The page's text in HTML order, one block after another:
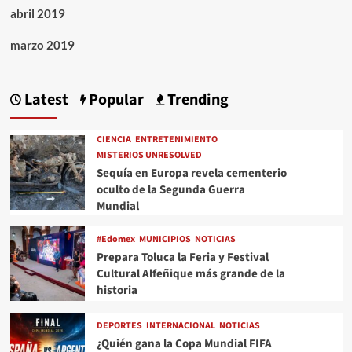
abril 2019
marzo 2019
Latest Popular Trending
CIENCIA ENTRETENIMIENTO
MISTERIOS UNRESOLVED
Sequía en Europa revela cementerio
oculto de la Segunda Guerra
Mundial
#Edomex MUNICIPIOS NOTICIAS
Prepara Toluca la Feria y Festival
Cultural Alfeñique más grande de la
historia
DEPORTES INTERNACIONAL NOTICIAS
¿Quién gana la Copa Mundial FIFA